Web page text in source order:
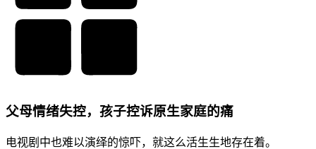
父母情绪失控，孩子控诉原生家庭的痛
电视剧中也难以演绎的惊吓，就这么活生生地存在着。